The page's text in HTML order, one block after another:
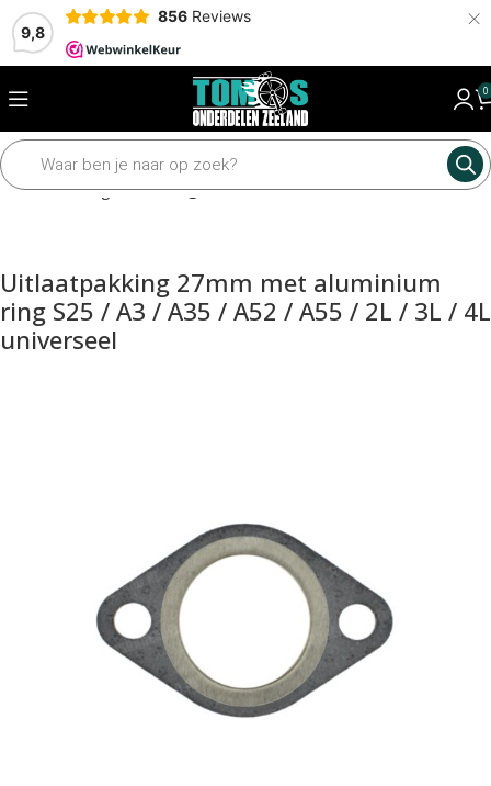
9,8
856 Reviews ×
0
Home Pakkingen Pakkingen los
Uitlaatpakking 27mm met aluminium
ring S25 / A3 / A35 / A52 / A55 / 2L / 3L / 4L
universeel